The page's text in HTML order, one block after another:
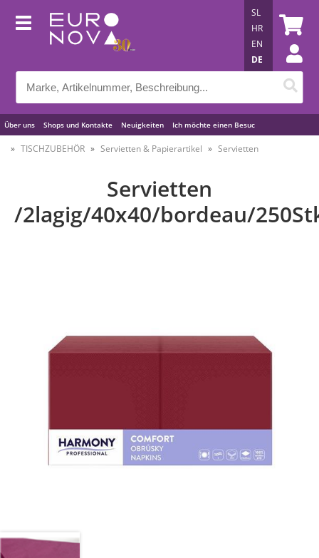
Über uns Shops und Kontakte Neuigkeiten Ich möchte einen Besuc
Nützliche Tipps
SL
HR
EN
DE
TISCHZUBEHÖR Servietten & Papierartikel Servietten
Servietten
/2lagig/40x40/bordeau/